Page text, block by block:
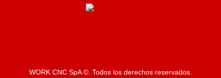
WORK CNC SpA ©. Todos los derechos reservados.